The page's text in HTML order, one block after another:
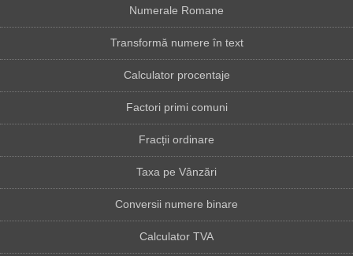
Numerale Romane
Transformă numere în text
Calculator procentaje
Factori primi comuni
Fracții ordinare
Taxa pe Vânzări
Conversii numere binare
Calculator TVA